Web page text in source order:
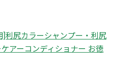
]利尻カラーシャンプー・利尻
ケアーコンディショナー お徳